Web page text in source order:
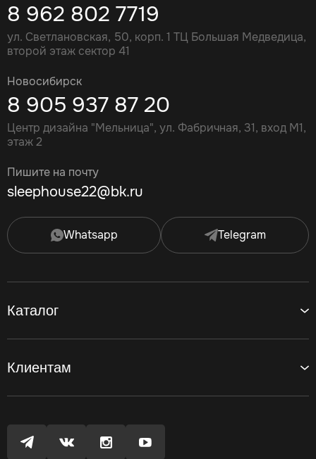
8 962 802 7719
ул. Светлановская, 50, корп. 1 ТЦ Большая Медведица,
второй этаж сектор 41
Новосибирск
8 905 937 87 20
Центр дизайна "Мельница", ул. Фабричная, 31, вход М1,
этаж 2
Пишите на почту
sleephouse22@bk.ru
Whatsapp Telegram
Каталог
Клиентам